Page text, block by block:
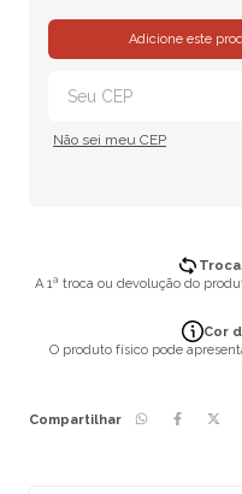
Adicione este
Não sei meu CEP
A 1ª troca ou devolução do
Cor
O produto físico pode
Compartilhar